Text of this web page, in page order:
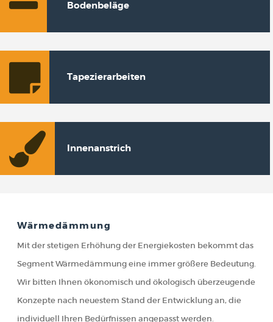
Bodenbeläge
Tapezierarbeiten
Innenanstrich
Wärmedämmung
Mit der stetigen Erhöhung der Energiekosten bekommt das
Segment Wärmedämmung eine immer größere Bedeutung.
Wir bitten Ihnen ökonomisch und ökologisch überzeugende
Konzepte nach neuestem Stand der Entwicklung an, die
individuell Ihren Bedürfnissen angepasst werden.